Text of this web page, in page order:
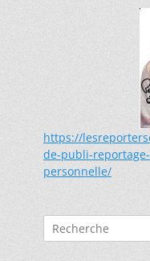
https://
de-publi-
personnelle/
Rechercher :